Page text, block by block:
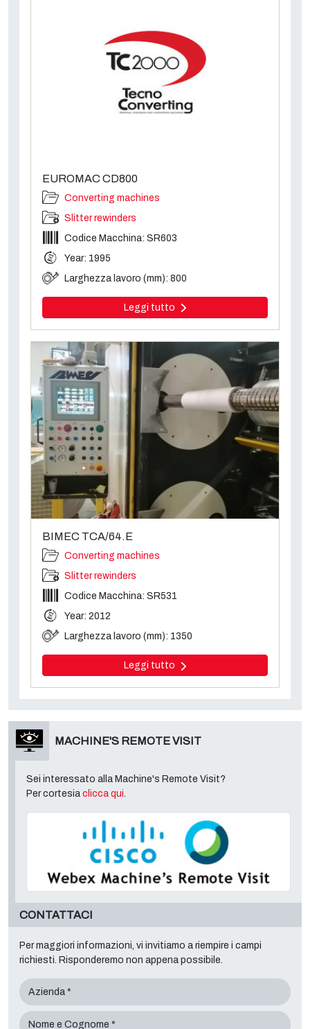
EUROMAC CD800
Converting machines
Slitter rewinders
Codice Macchina: SR603
Year: 1995
Larghezza lavoro (mm): 800
Leggi tutto
BIMEC TCA/64.E
Converting machines
Slitter rewinders
Codice Macchina: SR531
Year: 2012
Larghezza lavoro (mm): 1350
Leggi tutto
MACHINE'S REMOTE VISIT
Sei interessato alla Machine's Remote Visit?
Per cortesia clicca qui.
CONTATTACI
Per maggiori informazioni, vi invitiamo a riempire i campi
richiesti. Risponderemo non appena possibile.
Azienda *
Nome e Cognome *